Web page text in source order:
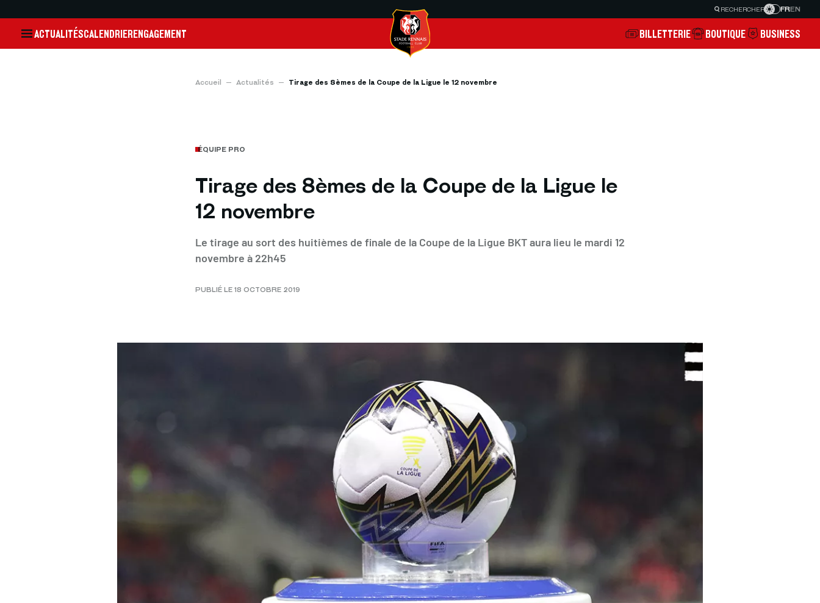
RECHERCHER FREN
ACTUALITÉSCALENDRIERENGAGEMENT BILLETTERIE BOUTIQUE BUSINESS
Accueil Actualités Tirage des 8èmes de la Coupe de la Ligue le 12 novembre
ÉQUIPE PRO
Tirage des 8èmes de la Coupe de la Ligue le
12 novembre
Le tirage au sort des huitièmes de finale de la Coupe de la Ligue BKT aura lieu le mardi 12
novembre à 22h45
PUBLIÉ LE 18 OCTOBRE 2019